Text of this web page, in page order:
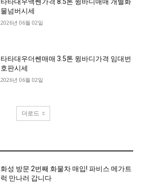
물넘버시세
2026년 06월 02일
타타대우더쎈매매 3.5톤 윙바디가격 임대번
호판시세
2026년 06월 02일
더로드
화성 방문 2번째 화물차 매입! 파비스 메가트
럭 만나러 갑니다